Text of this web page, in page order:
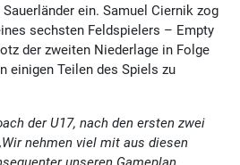
ein. Samuel Ciernik zog
sechsten Feldspielers – Empty
der zweiten Niederlage in Folge
einigen Teilen des Spiels zu
der U17, nach den ersten zwei
nehmen viel mit aus diesen